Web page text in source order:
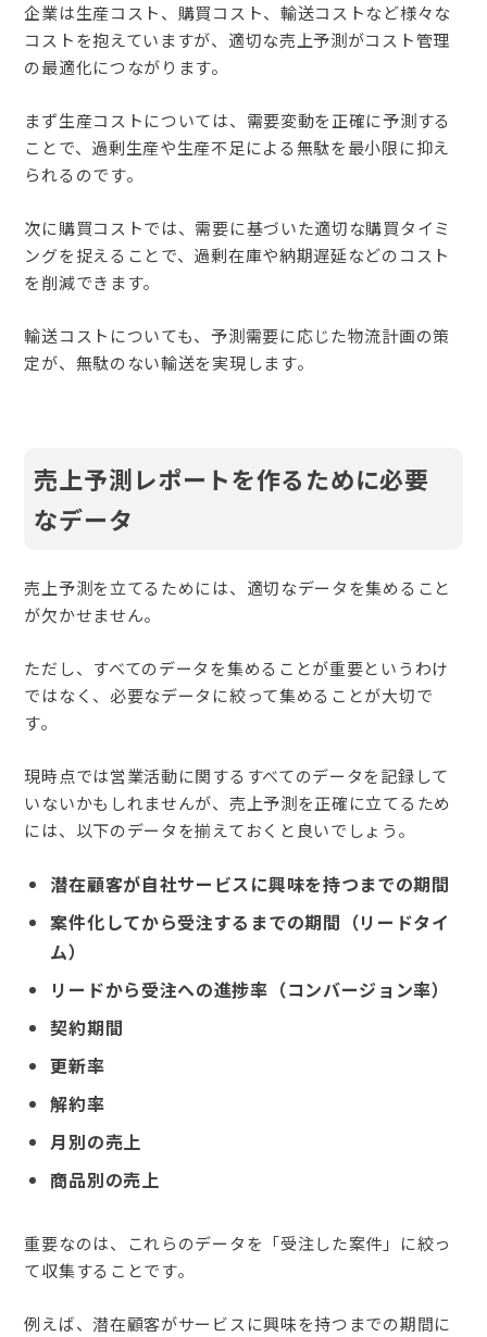
企業は生産コスト、購買コスト、輸送コストなど様々な
コストを抱えていますが、適切な売上予測がコスト管理
の最適化につながります。
まず生産コストについては、需要変動を正確に予測する
ことで、過剰生産や生産不足による無駄を最小限に抑え
られるのです。
次に購買コストでは、需要に基づいた適切な購買タイミ
ングを捉えることで、過剰在庫や納期遅延などのコスト
を削減できます。
輸送コストについても、予測需要に応じた物流計画の策
定が、無駄のない輸送を実現します。
売上予測レポートを作るために必要
なデータ
売上予測を立てるためには、適切なデータを集めること
が欠かせません。
ただし、すべてのデータを集めることが重要というわけ
ではなく、必要なデータに絞って集めることが大切で
す。
現時点では営業活動に関するすべてのデータを記録して
いないかもしれませんが、売上予測を正確に立てるため
には、以下のデータを揃えておくと良いでしょう。
潜在顧客が自社サービスに興味を持つまでの期間
案件化してから受注するまでの期間（リードタイ
ム）
リードから受注への進捗率（コンバージョン率）
契約期間
更新率
解約率
月別の売上
商品別の売上
重要なのは、これらのデータを「受注した案件」に絞っ
て収集することです。
例えば、潜在顧客がサービスに興味を持つまでの期間に